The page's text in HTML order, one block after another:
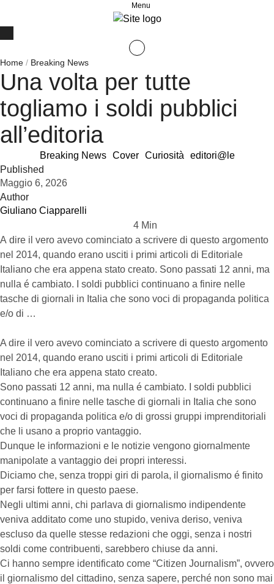
Menu
Home / Breaking News
Una volta per tutte
togliamo i soldi pubblici
all’editoria
Breaking News Cover Curiosità
editori@le
Published
Maggio 6, 2026
Author
Giuliano Ciapparelli
4 Min
A dire il vero avevo cominciato a scrivere di questo argomento
nel 2014, quando erano usciti i primi articoli di Editoriale
Italiano che era appena stato creato. Sono passati 12 anni, ma
nulla é cambiato. I soldi pubblici continuano a finire nelle
tasche di giornali in Italia che sono voci di propaganda politica
e/o di …
A dire il vero avevo cominciato a scrivere di questo argomento
nel 2014, quando erano usciti i primi articoli di Editoriale
Italiano che era appena stato creato.
Sono passati 12 anni, ma nulla é cambiato. I soldi pubblici
continuano a finire nelle tasche di giornali in Italia che sono
voci di propaganda politica e/o di grossi gruppi imprenditoriali
che li usano a proprio vantaggio.
Dunque le informazioni e le notizie vengono giornalmente
manipolate a vantaggio dei propri interessi.
Diciamo che, senza troppi giri di parola, il giornalismo é finito
per farsi fottere in questo paese.
Negli ultimi anni, chi parlava di giornalismo indipendente
veniva additato come uno stupido, veniva deriso, veniva
escluso da quelle stesse redazioni che oggi, senza i nostri
soldi come contribuenti, sarebbero chiuse da anni.
Ci hanno sempre identificato come “Citizen Journalism”, ovvero
il giornalismo del cittadino, senza sapere, perché non sono mai